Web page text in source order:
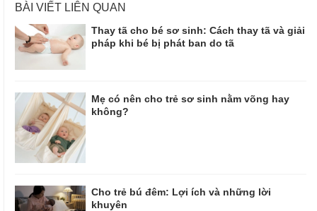
BÀI VIẾT LIÊN QUAN
Thay tã cho bé sơ sinh: Cách thay tã và giải
pháp khi bé bị phát ban do tã
Mẹ có nên cho trẻ sơ sinh nằm võng hay
không?
Cho trẻ bú đêm: Lợi ích và những lời
khuyên